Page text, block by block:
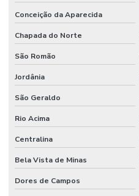
Conceição da Aparecida
Chapada do Norte
São Romão
Jordânia
São Geraldo
Rio Acima
Centralina
Bela Vista de Minas
Dores de Campos